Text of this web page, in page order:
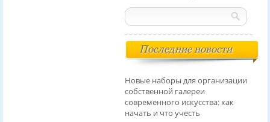
Последние новости
Новые наборы для организации
собственной галереи
современного искусства: как
начать и что учесть